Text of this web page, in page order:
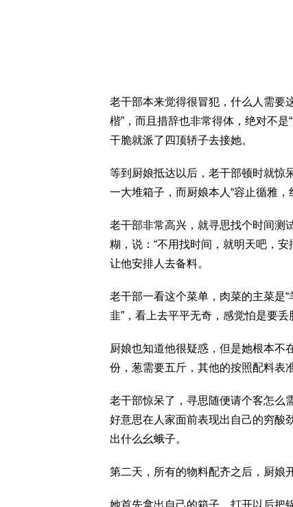
老干部本来觉得很冒犯，什么人需要
楷”，而且措辞也非常得体，绝对不是
干脆就派了四顶轿子去接她。
等到厨娘抵达以后，老干部顿时就惊
一大堆箱子，而厨娘本人“容止循雅，
老干部非常高兴，就寻思找个时间测
糊，说：“不用找时间，就明天吧，
让他安排人去备料。
老干部一看这个菜单，肉菜的主菜是
韭”，看上去平平无奇，感觉怕是要丢
厨娘也知道他很疑惑，但是她根本不
份，葱需要五斤，其他的按照配料表
老干部惊呆了，寻思随便请个客怎么
好意思在人家面前表现出自己的穷酸
出什么幺蛾子。
第二天，所有的物料配齐之后，厨娘
她首先拿出自己的箱子，打开以后把